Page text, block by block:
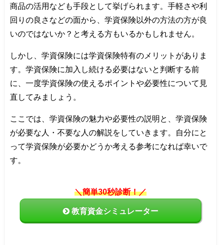
商品の活用なども手段として挙げられます。手軽さや利
回りの良さなどの面から、学資保険以外の方法の方が良
いのではないか？と考える方もいるかもしれません。
しかし、学資保険には学資保険特有のメリットがありま
す。学資保険に加入し続ける必要はないと判断する前
に、一度学資保険の使えるポイントや必要性について見
直してみましょう。
ここでは、学資保険の魅力や必要性の説明と、学資保険
が必要な人・不要な人の解説をしていきます。自分にと
って学資保険が必要かどうか考える参考になれば幸いで
す。
＼簡単30秒診断！／
教育資金シミュレーター